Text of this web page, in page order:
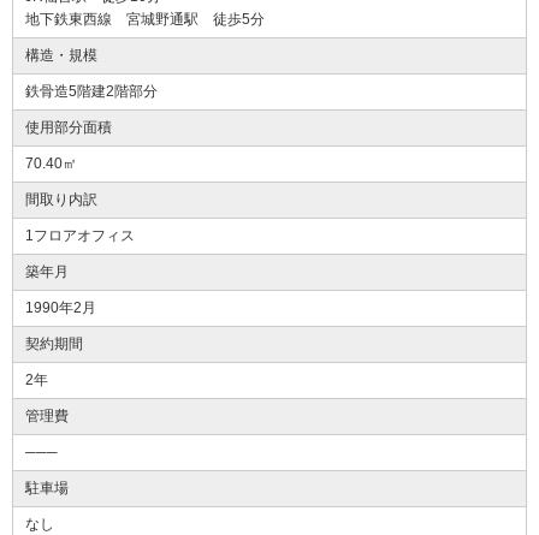
地下鉄東西線 宮城野通駅 徒歩5分
構造・規模
鉄骨造5階建2階部分
使用部分面積
70.40㎡
間取り内訳
1フロアオフィス
築年月
1990年2月
契約期間
2年
管理費
───
駐車場
なし